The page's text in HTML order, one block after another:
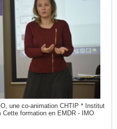
une co-animation CHTIP * Institut
formation en EMDR - IMO